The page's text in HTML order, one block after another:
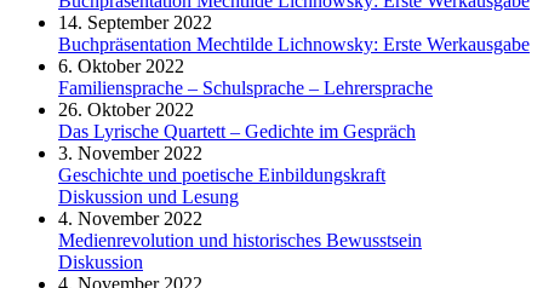
14. September 2022
Buchpräsentation Mechtilde Lichnowsky: Erste Werkausgabe
6. Oktober 2022
Familiensprache – Schulsprache – Lehrersprache
26. Oktober 2022
Das Lyrische Quartett – Gedichte im Gespräch
3. November 2022
Geschichte und poetische Einbildungskraft
Diskussion und Lesung
4. November 2022
Medienrevolution und historisches Bewusstsein
Diskussion
4. November 2022